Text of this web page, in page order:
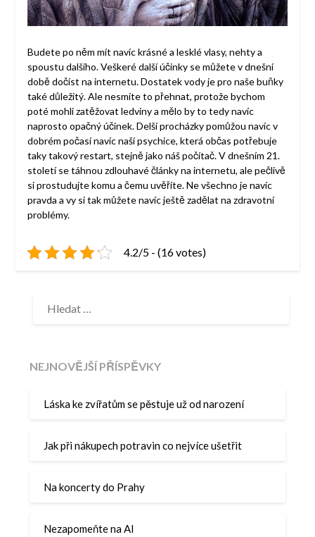
Budete po něm mít navíc krásné a lesklé vlasy, nehty a
spoustu dalšího. Veškeré další účinky se můžete v dnešní
době dočíst na internetu. Dostatek vody je pro naše buňky
také důležitý. Ale nesmíte to přehnat, protože bychom
poté mohli zatěžovat ledviny a mělo by to tedy navíc
naprosto opačný účinek. Delší procházky pomůžou navíc v
dobrém počasí navíc naší psychice, která občas potřebuje
taky takový restart, stejně jako náš počítač. V dnešním 21.
století se táhnou zdlouhavé články na internetu, ale pečlivě
si prostudujte komu a čemu uvěříte. Ne všechno je navíc
pravda a vy si tak můžete navíc ještě zadělat na zdravotní
problémy.
4.2/5 - (16 votes)
NEJNOVĚJŠÍ PŘÍSPĚVKY
Láska ke zvířatům se pěstuje už od narození
Jak při nákupech potravin co nejvíce ušetřit
Na koncerty do Prahy
Nezapomeňte na AI